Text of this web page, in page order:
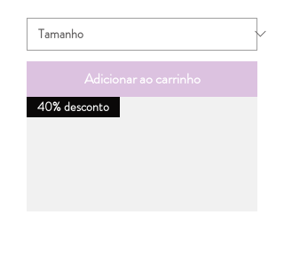
Adicionar ao carrinho
40% desconto